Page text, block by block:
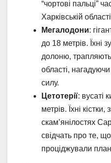
“чортові пальці”
Харківській
Мегалодони:
до 18 метрів. Їхні
долоню,
області,
силу.
Цетотерії: вусаті
метрів. Їхні кістки,
скам’янілостях
свідчать про те,
проціджували